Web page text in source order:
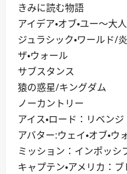
きみに読む物語
アイデア・オブ・ユー～大
ジュラシック・ワールド/
ザ・ウォール
サブスタンス
猿の惑星/キングダム
ノーカントリー
アイス・ロード：リベンジ
アバター:ウェイ・オブ・ウ
ミッション：インポッシ
キャプテン・アメリカ：ブ